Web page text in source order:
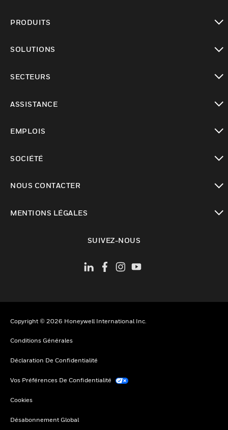
PRODUITS
SOLUTIONS
SECTEURS
ASSISTANCE
EMPLOIS
SOCIÉTÉ
NOUS CONTACTER
MENTIONS LÉGALES
SUIVEZ-NOUS
Copyright © 2026 Honeywell International Inc.
Conditions Générales
Déclaration De Confidentialité
Vos Préférences De Confidentialité
Cookies
Désabonnement Global